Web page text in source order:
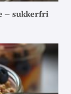
– sukkerfri